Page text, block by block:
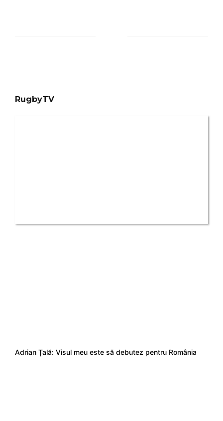
RugbyTV
Adrian Țală: Visul meu este să debutez pentru România